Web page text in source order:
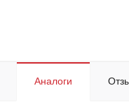
Аналоги